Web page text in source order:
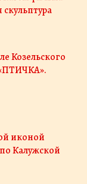
Козельского
иконой
Калужской